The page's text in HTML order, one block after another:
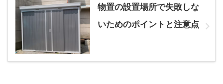
物置の設置場所で失敗しな
いためのポイントと注意点